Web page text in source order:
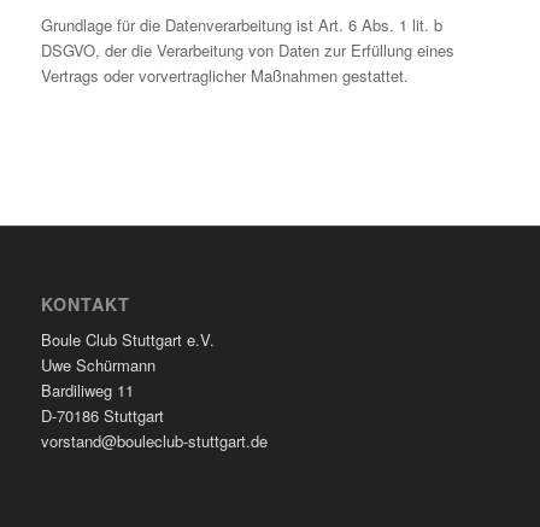
Grundlage für die Datenverarbeitung ist Art. 6 Abs. 1 lit. b
DSGVO, der die Verarbeitung von Daten zur Erfüllung eines
Vertrags oder vorvertraglicher Maßnahmen gestattet.
KONTAKT
Boule Club Stuttgart e.V.
Uwe Schürmann
Bardiliweg 11
D-70186 Stuttgart
vorstand@bouleclub-stuttgart.de